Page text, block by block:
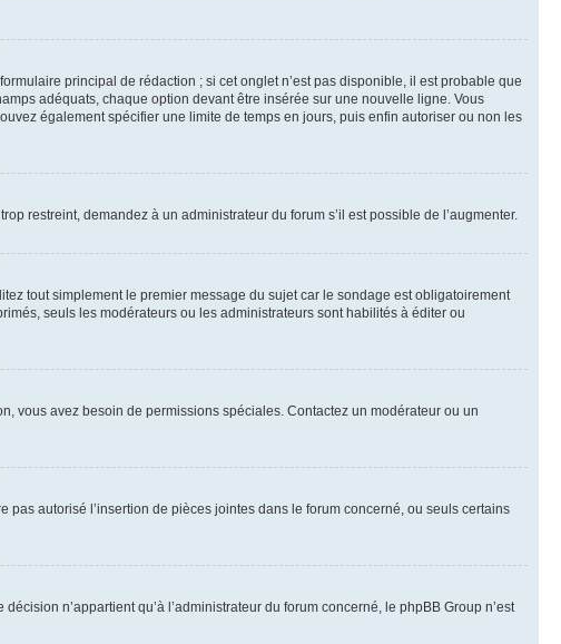
principal de rédaction ; si cet onglet n’est pas disponible, il est probable que
adéquats, chaque option devant être insérée sur une nouvelle ligne. Vous
également spécifier une limite de temps en jours, puis enfin autoriser ou non les
restreint, demandez à un administrateur du forum s’il est possible de l’augmenter.
tout simplement le premier message du sujet car le sondage est obligatoirement
seuls les modérateurs ou les administrateurs sont habilités à éditer ou
vous avez besoin de permissions spéciales. Contactez un modérateur ou un
pas autorisé l’insertion de pièces jointes dans le forum concerné, ou seuls certains
n’appartient qu’à l’administrateur du forum concerné, le phpBB Group n’est